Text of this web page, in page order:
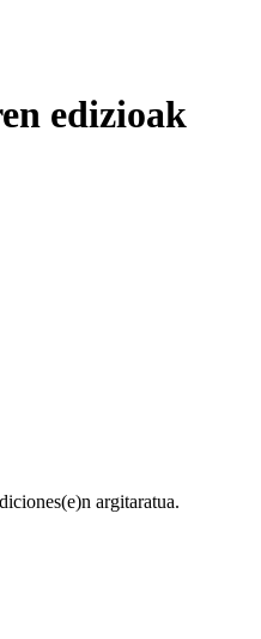
edizioak
argitaratua.